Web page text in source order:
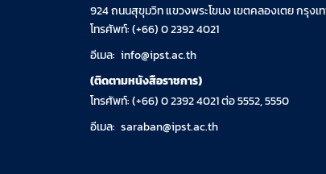
924 ถนนสุขุมวิท แขวงพระโขนง เขตคลองเตย กรุงเ
โทรศัพท์: (+66) 0 2392 4021
อีเมล: info@ipst.ac.th
(ติดตามหนังสือราชการ)
โทรศัพท์: (+66) 0 2392 4021 ต่อ 5552, 5550
อีเมล: saraban@ipst.ac.th